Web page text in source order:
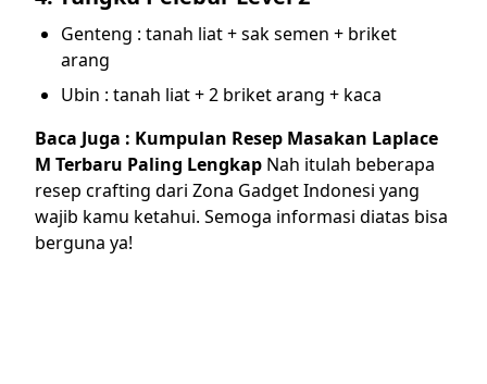
Genteng : tanah liat + sak semen + briket
arang
Ubin : tanah liat + 2 briket arang + kaca
Baca Juga : Kumpulan Resep Masakan Laplace
M Terbaru Paling Lengkap Nah itulah beberapa
resep crafting dari Zona Gadget Indonesi yang
wajib kamu ketahui. Semoga informasi diatas bisa
berguna ya!